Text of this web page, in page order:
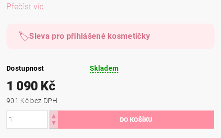
Přečíst víc
🏷️Sleva pro přihlášené kosmetičky
Dostupnost Skladem
1 090 Kč
901 Kč bez DPH